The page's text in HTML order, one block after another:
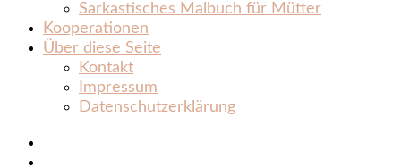
Sarkastisches Malbuch für Mütter
Kooperationen
Über diese Seite
Kontakt
Impressum
Datenschutzerklärung